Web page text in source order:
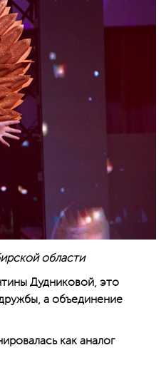
области
Дудниковой, это
а объединение
как аналог